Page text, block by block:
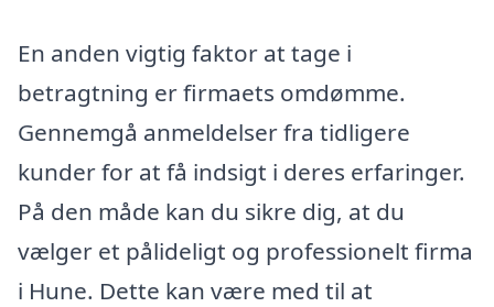
En anden vigtig faktor at tage i
betragtning er firmaets omdømme.
Gennemgå anmeldelser fra tidligere
kunder for at få indsigt i deres erfaringer.
På den måde kan du sikre dig, at du
vælger et pålideligt og professionelt firma
i Hune. Dette kan være med til at